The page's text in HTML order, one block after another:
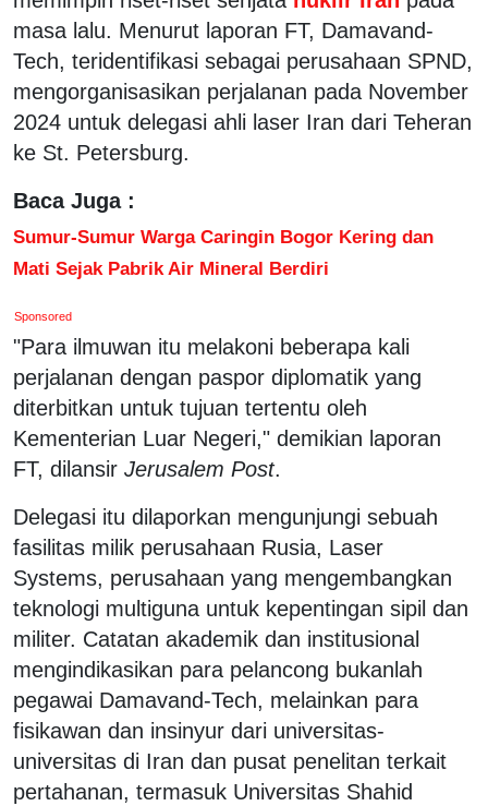
masa lalu. Menurut laporan FT, Damavand-
Tech, teridentifikasi sebagai perusahaan SPND,
mengorganisasikan perjalanan pada November
2024 untuk delegasi ahli laser Iran dari Teheran
ke St. Petersburg.
Baca Juga :
Sumur-Sumur Warga Caringin Bogor Kering dan
Mati Sejak Pabrik Air Mineral Berdiri
Sponsored
"Para ilmuwan itu melakoni beberapa kali
perjalanan dengan paspor diplomatik yang
diterbitkan untuk tujuan tertentu oleh
Kementerian Luar Negeri," demikian laporan
FT, dilansir Jerusalem Post.
Delegasi itu dilaporkan mengunjungi sebuah
fasilitas milik perusahaan Rusia, Laser
Systems, perusahaan yang mengembangkan
teknologi multiguna untuk kepentingan sipil dan
militer. Catatan akademik dan institusional
mengindikasikan para pelancong bukanlah
pegawai Damavand-Tech, melainkan para
fisikawan dan insinyur dari universitas-
universitas di Iran dan pusat penelitan terkait
pertahanan, termasuk Universitas Shahid